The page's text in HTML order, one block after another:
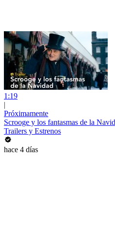
1:19
|
Próximamente
Scrooge y los fantasmas de la
Trailers y Estrenos
hace 4 días